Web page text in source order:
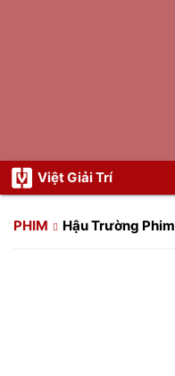
Việt Giải Trí
PHIM Hậu Trường Phim